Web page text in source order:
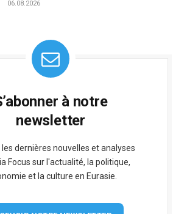
06.08.2026
à notre
newsletter
les dernières nouvelles et analyses
Focus sur l'actualité, la politique,
et la culture en Eurasie.